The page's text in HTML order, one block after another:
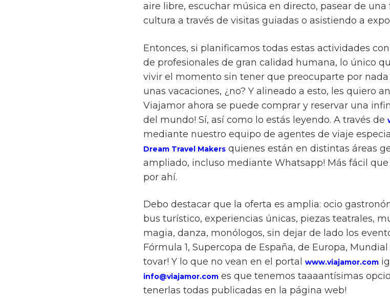
aire libre, escuchar música en directo, pasear de
cultura a través de visitas guiadas o asistiendo a
Entonces, si planificamos todas estas actividades
de profesionales de gran calidad humana, lo único
vivir el momento sin tener que preocuparte por
unas vacaciones, ¿no? Y alineado a esto, les quiero
Viajamor ahora se puede comprar y reservar una
del mundo! Sí, así como lo estás leyendo. A través de
mediante nuestro equipo de agentes de viaje
Dream Travel Makers quienes están en distintas áreas
ampliado, incluso mediante Whatsapp! Más fácil
por ahí.
Debo destacar que la oferta es amplia: ocio
bus turístico, experiencias únicas, piezas teatrales,
magia, danza, monólogos, sin dejar de lado los
Fórmula 1, Supercopa de España, de Europa,
tovar! Y lo que no vean en el portalwww.viajamor.com
info@viajamor.com es que tenemos taaaantísimas
tenerlas todas publicadas en la página web!